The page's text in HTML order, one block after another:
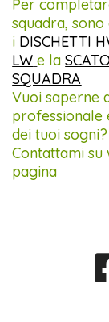
Per
squadra,
i DISCHETTI
LW e la
SQUADRA
Vuoi saperne
professionale
dei tuoi sogni?
Contattami su
pagina